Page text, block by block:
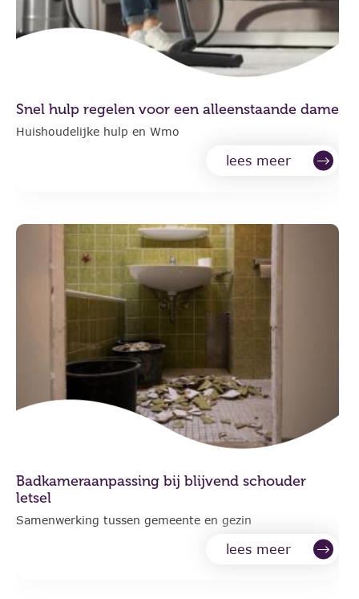
Snel hulp regelen voor een alleenstaande dame
Huishoudelijke hulp en Wmo
lees meer
Badkameraanpassing bij blijvend schouder
letsel
Samenwerking tussen gemeente en gezin
lees meer